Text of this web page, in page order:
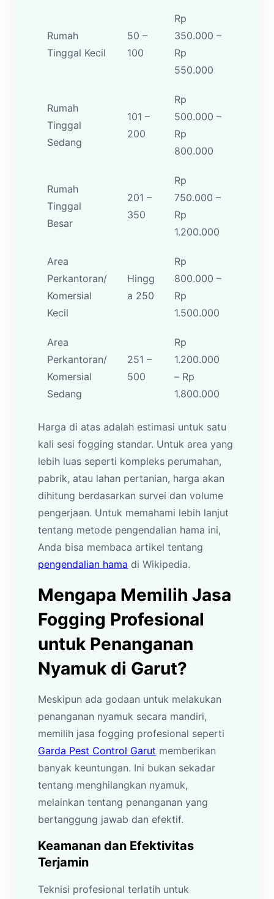
Rumah
Tinggal Kecil
50 –
100
Rp
350.000 –
Rp
550.000
Rumah
Tinggal
Sedang
101 –
200
Rp
500.000 –
Rp
800.000
Rumah
Tinggal
Besar
201 –
350
Rp
750.000 –
Rp
1.200.000
Area
Perkantoran/
Komersial
Kecil
Hingg
a 250
Rp
800.000 –
Rp
1.500.000
Area
Perkantoran/
Komersial
Sedang
251 –
500
Rp
1.200.000
– Rp
1.800.000
Harga di atas adalah estimasi untuk satu
kali sesi fogging standar. Untuk area yang
lebih luas seperti kompleks perumahan,
pabrik, atau lahan pertanian, harga akan
dihitung berdasarkan survei dan volume
pengerjaan. Untuk memahami lebih lanjut
tentang metode pengendalian hama ini,
Anda bisa membaca artikel tentang
pengendalian hama di Wikipedia.
Mengapa Memilih Jasa
Fogging Profesional
untuk Penanganan
Nyamuk di Garut?
Meskipun ada godaan untuk melakukan
penanganan nyamuk secara mandiri,
memilih jasa fogging profesional seperti
Garda Pest Control Garut memberikan
banyak keuntungan. Ini bukan sekadar
tentang menghilangkan nyamuk,
melainkan tentang penanganan yang
bertanggung jawab dan efektif.
Keamanan dan Efektivitas
Terjamin
Teknisi profesional terlatih untuk